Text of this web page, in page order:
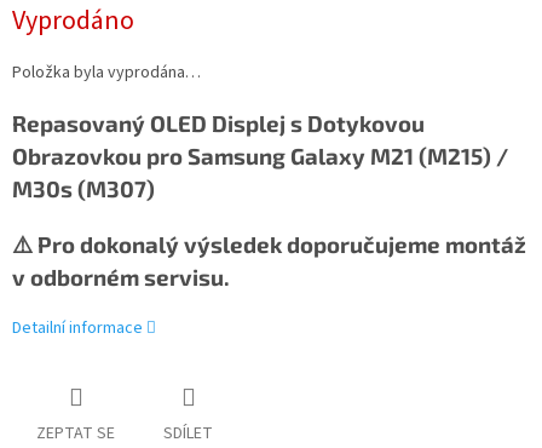
cena:
Vyprodáno
Položka byla vyprodána…
Repasovaný OLED Displej s Dotykovou
Obrazovkou pro Samsung Galaxy M21 (M215) /
M30s (M307)
⚠️ Pro dokonalý výsledek doporučujeme montáž
v odborném servisu.
Detailní informace
ZEPTAT SE SDÍLET